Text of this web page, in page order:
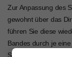
Zur Anpassung des
gewohnt über das
führen Sie diese
Bandes durch je
Sie die Klammer